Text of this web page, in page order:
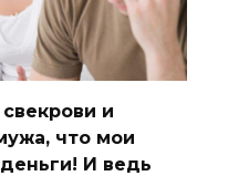
и
что мои
И ведь